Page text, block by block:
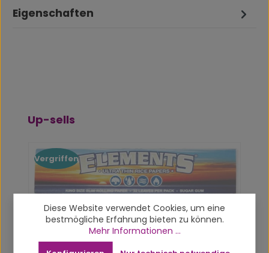
Eigenschaften
Produktgalerie überspringen
Up-sells
Vergriffen
Diese Website verwendet Cookies, um eine
bestmögliche Erfahrung bieten zu können.
Mehr Informationen ...